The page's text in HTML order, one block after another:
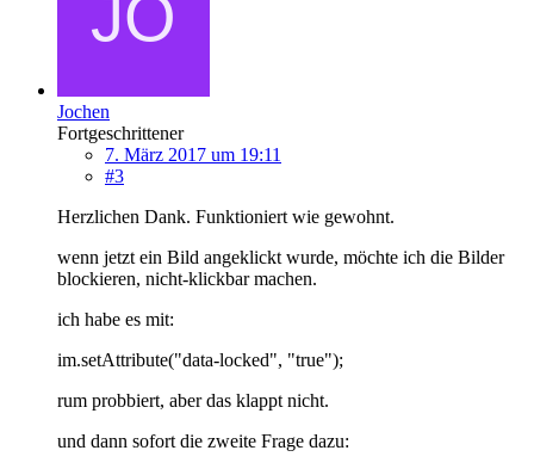
Jochen
Fortgeschrittener
7. März 2017 um 19:11
#3
Herzlichen Dank. Funktioniert wie gewohnt.
wenn jetzt ein Bild angeklickt wurde, möchte ich die Bilder
blockieren, nicht-klickbar machen.
ich habe es mit:
im.setAttribute("data-locked", "true");
rum probbiert, aber das klappt nicht.
und dann sofort die zweite Frage dazu: